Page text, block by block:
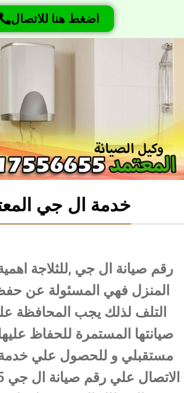
اضغط هنا للاتصال
خدمة ال جي
رقم صيانة ال جي ,للثلاجة
المنزل فهي المسئولة عن
التلف لذلك يجب المحافظة
صيانتها المستمرة للحفاظ
مستقبلي و للحصول علي خدمة